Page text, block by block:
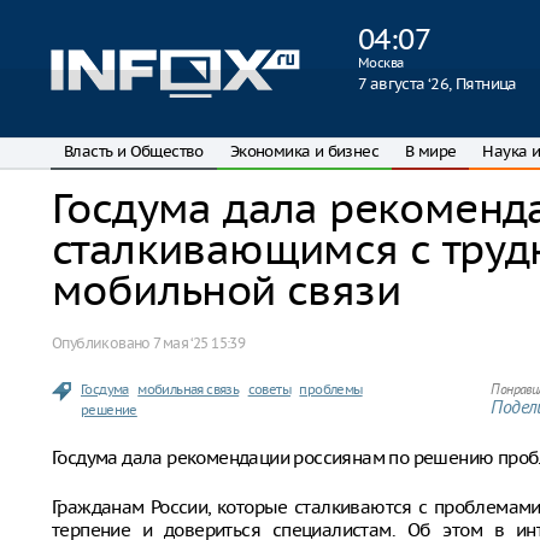
04:07
Москва
7 августа ‘26, Пятница
Власть и Общество Экономика и бизнес В мире Наука
Госдума дала
сталкивающимся с
мобильной связи
Опубликовано 7 мая ‘25 15:39
Госдума мобильная связь советы проблемы
решение
Госдума дала рекомендации россиянам по решению
Гражданам России, которые сталкиваются с
терпение и довериться специалистам. Об этом в